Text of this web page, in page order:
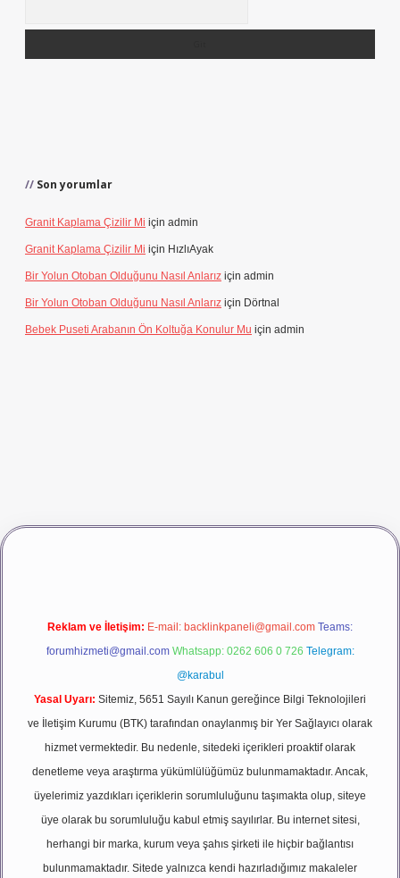
Son yorumlar
Granit Kaplama Çizilir Mi için admin
Granit Kaplama Çizilir Mi için HızlıAyak
Bir Yolun Otoban Olduğunu Nasıl Anlarız için admin
Bir Yolun Otoban Olduğunu Nasıl Anlarız için Dörtnal
Bebek Puseti Arabanın Ön Koltuğa Konulur Mu için admin
girişbetexper
Reklam ve İletişim: E-mail: backlinkpaneli@gmail.com Teams:
forumhizmeti@gmail.com Whatsapp: 0262 606 0 726 Telegram:
@karabul
Yasal Uyarı: Sitemiz, 5651 Sayılı Kanun gereğince Bilgi Teknolojileri
ve İletişim Kurumu (BTK) tarafından onaylanmış bir Yer Sağlayıcı olarak
hizmet vermektedir. Bu nedenle, sitedeki içerikleri proaktif olarak
denetleme veya araştırma yükümlülüğümüz bulunmamaktadır. Ancak,
üyelerimiz yazdıkları içeriklerin sorumluluğunu taşımakta olup, siteye
üye olarak bu sorumluluğu kabul etmiş sayılırlar. Bu internet sitesi,
herhangi bir marka, kurum veya şahıs şirketi ile hiçbir bağlantısı
bulunmamaktadır. Sitede yalnızca kendi hazırladığımız makaleler